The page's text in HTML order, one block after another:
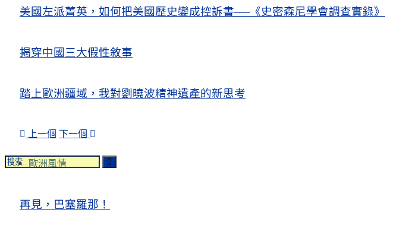
美國左派菁英，如何把美國歷史變成控訴書──《史密森尼學會調查實錄》
揭穿中國三大假性敘事
踏上歐洲疆域，我對劉曉波精神遺產的新思考
上一個 下一個
歐洲風情
再見，巴塞羅那！